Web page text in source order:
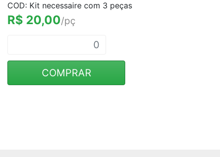
COD: Kit necessaire com 3 peças
R$ 20,00/pç
COMPRAR